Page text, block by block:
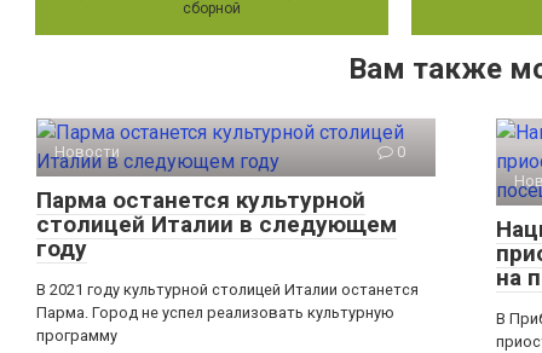
сборной
Вам также
Новости 0
Парма останется культурной
столицей Италии в следующем
году
В 2021 году культурной столицей Италии останется
Парма. Город не успел реализовать культурную
программу
на
В